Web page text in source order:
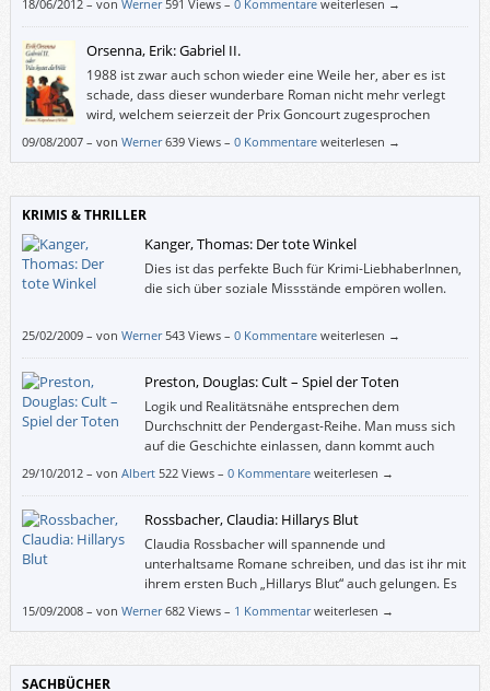
18/06/2012– von Werner 591 Views – 0 Kommentare weiterlesen →
Orsenna, Erik: Gabriel II.
1988 ist zwar auch schon wieder eine Weile her, aber es ist
schade, dass dieser wunderbare Roman nicht mehr verlegt
wird, welchem seierzeit der Prix Goncourt zugesprochen
wurde.
09/08/2007– von Werner 639 Views – 0 Kommentare weiterlesen →
KRIMIS & THRILLER
Kanger, Thomas: Der tote Winkel
Dies ist das perfekte Buch für Krimi-LiebhaberInnen,
die sich über soziale Missstände empören wollen.
25/02/2009– von Werner 543 Views – 0 Kommentare weiterlesen →
Preston, Douglas: Cult – Spiel der Toten
Logik und Realitätsnähe entsprechen dem
Durchschnitt der Pendergast-Reihe. Man muss sich
auf die Geschichte einlassen, dann kommt auch
Spannung auf. So darf es einen nicht stören, dass ein
29/10/2012– von Albert 522 Views – 0 Kommentare weiterlesen →
Rossbacher, Claudia: Hillarys Blut
Claudia Rossbacher will spannende und
unterhaltsame Romane schreiben, und das ist ihr mit
ihrem ersten Buch „Hillarys Blut“ auch gelungen. Es
spielt unter Schönen und/oder Reichen auf der
15/09/2008– von Werner 682 Views – 1 Kommentar weiterlesen →
SACHBÜCHER